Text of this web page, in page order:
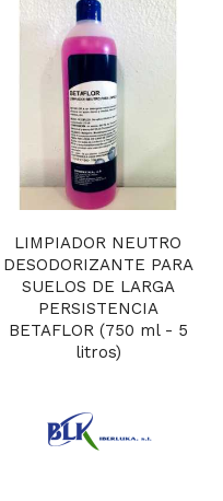
LIMPIADOR NEUTRO
DESODORIZANTE PARA
SUELOS DE LARGA
PERSISTENCIA
BETAFLOR (750 ml - 5
litros)